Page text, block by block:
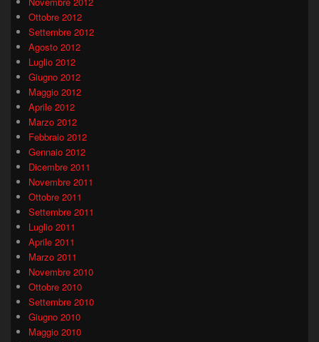
Ottobre 2012
Settembre 2012
Agosto 2012
Luglio 2012
Giugno 2012
Maggio 2012
Aprile 2012
Marzo 2012
Febbraio 2012
Gennaio 2012
Dicembre 2011
Novembre 2011
Ottobre 2011
Settembre 2011
Luglio 2011
Aprile 2011
Marzo 2011
Novembre 2010
Ottobre 2010
Settembre 2010
Giugno 2010
Maggio 2010